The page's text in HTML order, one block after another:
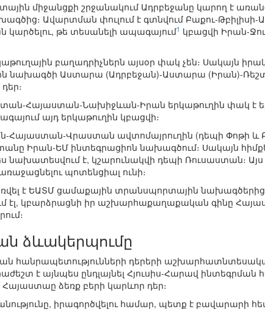
միջանցքի շրջանակում Ադրբեջանը կարող է
Ավարտման փուլում է գտնվում Բաքու-
կարծելու, թե տեսանելի ապագայում1 կբացվի Իրան-
բաղադրիչներն այսօր փակ չեն։ Սակայն
նախագծի Աստարա (Ադրբեջան)-Աստարա (Իրան)-
Հայաստան-Նախիջևան-Իրան երկաթուղին փակ է
այդ երկաթուղին կբացվի։
Հայաստան-Վրաստան ավտոմայրուղին (դեպի Փոթի և
Իրան-ԵՄ ինտեգրացիոն նախագծում։ Սակայն
նախատեսվում է, կշարունակվի դեպի Ռուսաստան։
պոտենցիալ ունի։
է ԵԱՏՄ ցամաքային տրանսպորտային
էլ, կբարձրացնի իր աշխարհաքաղաքական գինը
ձևակերպումը
հանրապետությունների դերերի
է այնպես ընդլայնել Հյուսիս-Հարավ ինտեգրման
ձեռք բերի կարևոր դեր։
իրագործվելու համար, պետք է բավարարի